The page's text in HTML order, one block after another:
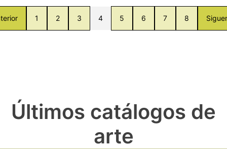
1 2 3 4 5 6 7 8
Últimos catálogos de
arte